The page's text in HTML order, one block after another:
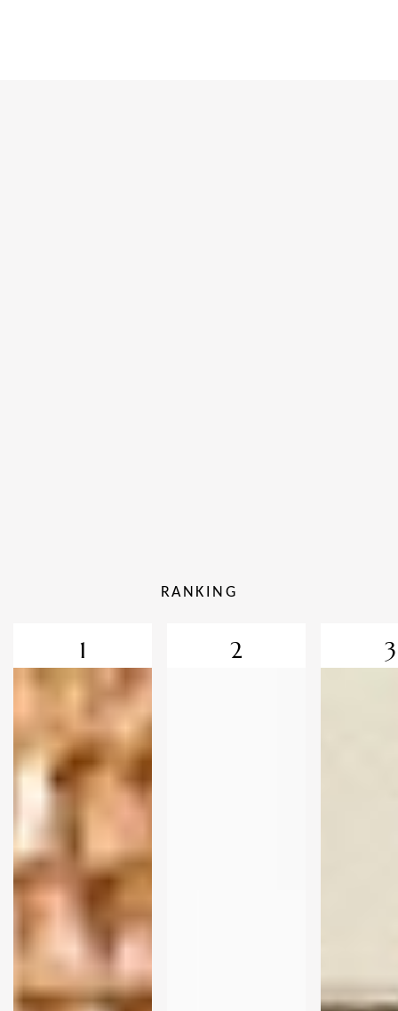
RANKING
1 2 3